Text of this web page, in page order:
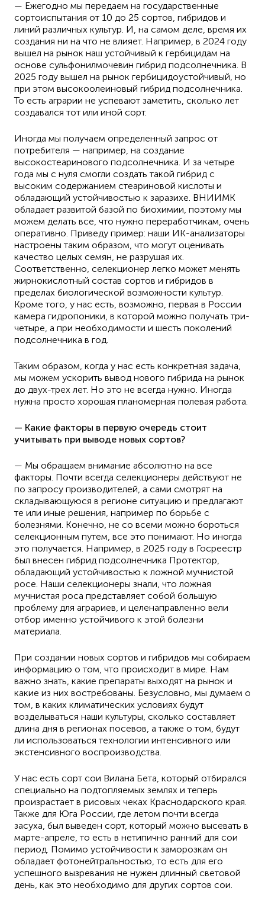
— Ежегодно мы передаем на государственные
сортоиспытания от 10 до 25 сортов, гибридов и
линий различных культур. И, на самом деле, время их
создания ни на что не влияет. Например, в 2024 году
вышел на рынок наш устойчивый к гербицидам на
основе сульфонилмочевин гибрид подсолнечника. В
2025 году вышел на рынок гербицидоустойчивый, но
при этом высокоолеиновый гибрид подсолнечника.
То есть аграрии не успевают заметить, сколько лет
создавался тот или иной сорт.
Иногда мы получаем определенный запрос от
потребителя — например, на создание
высокостеаринового подсолнечника. И за четыре
года мы с нуля смогли создать такой гибрид с
высоким содержанием стеариновой кислоты и
обладающий устойчивостью к заразихе. ВНИИМК
обладает развитой базой по биохимии, поэтому мы
можем делать все, что нужно переработчикам, очень
оперативно. Приведу пример: наши ИК-анализаторы
настроены таким образом, что могут оценивать
качество целых семян, не разрушая их.
Соответственно, селекционер легко может менять
жирнокислотный состав сортов и гибридов в
пределах биологической возможности культур.
Кроме того, у нас есть, возможно, первая в России
камера гидропоники, в которой можно получать три-
четыре, а при необходимости и шесть поколений
подсолнечника в год.
Таким образом, когда у нас есть конкретная задача,
мы можем ускорить вывод нового гибрида на рынок
до двух-трех лет. Но это не всегда нужно. Иногда
нужна просто хорошая планомерная полевая работа.
— Какие факторы в первую очередь стоит
учитывать при выводе новых сортов?
— Мы обращаем внимание абсолютно на все
факторы. Почти всегда селекционеры действуют не
по запросу производителей, а сами смотрят на
складывающуюся в регионе ситуацию и предлагают
те или иные решения, например по борьбе с
болезнями. Конечно, не со всеми можно бороться
селекционным путем, все это понимают. Но иногда
это получается. Например, в 2025 году в Госреестр
был внесен гибрид подсолнечника Протектор,
обладающий устойчивостью к ложной мучнистой
росе. Наши селекционеры знали, что ложная
мучнистая роса представляет собой большую
проблему для аграриев, и целенаправленно вели
отбор именно устойчивого к этой болезни
материала.
При создании новых сортов и гибридов мы собираем
информацию о том, что происходит в мире. Нам
важно знать, какие препараты выходят на рынок и
какие из них востребованы. Безусловно, мы думаем о
том, в каких климатических условиях будут
возделываться наши культуры, сколько составляет
длина дня в регионах посевов, а также о том, будут
ли использоваться технологии интенсивного или
экстенсивного воспроизводства.
У нас есть сорт сои Вилана Бета, который отбирался
специально на подтопляемых землях и теперь
произрастает в рисовых чеках Краснодарского края.
Также для Юга России, где летом почти всегда
засуха, был выведен сорт, который можно высевать в
марте-апреле, то есть в нетипично ранний для сои
период. Помимо устойчивости к заморозкам он
обладает фотонейтральностью, то есть для его
успешного вызревания не нужен длинный световой
день, как это необходимо для других сортов сои.